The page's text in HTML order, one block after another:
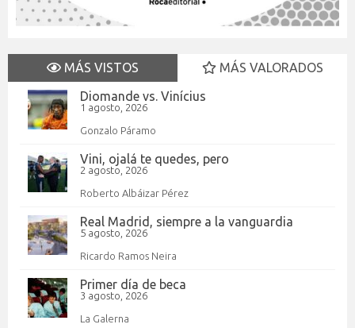
MÁS VISTOS
MÁS VALORADOS
Diomande vs. Vinícius
1 agosto, 2026
Gonzalo Páramo
Vini, ojalá te quedes, pero
2 agosto, 2026
Roberto Albáizar Pérez
Real Madrid, siempre a la vanguardia
5 agosto, 2026
Ricardo Ramos Neira
Primer día de beca
3 agosto, 2026
La Galerna